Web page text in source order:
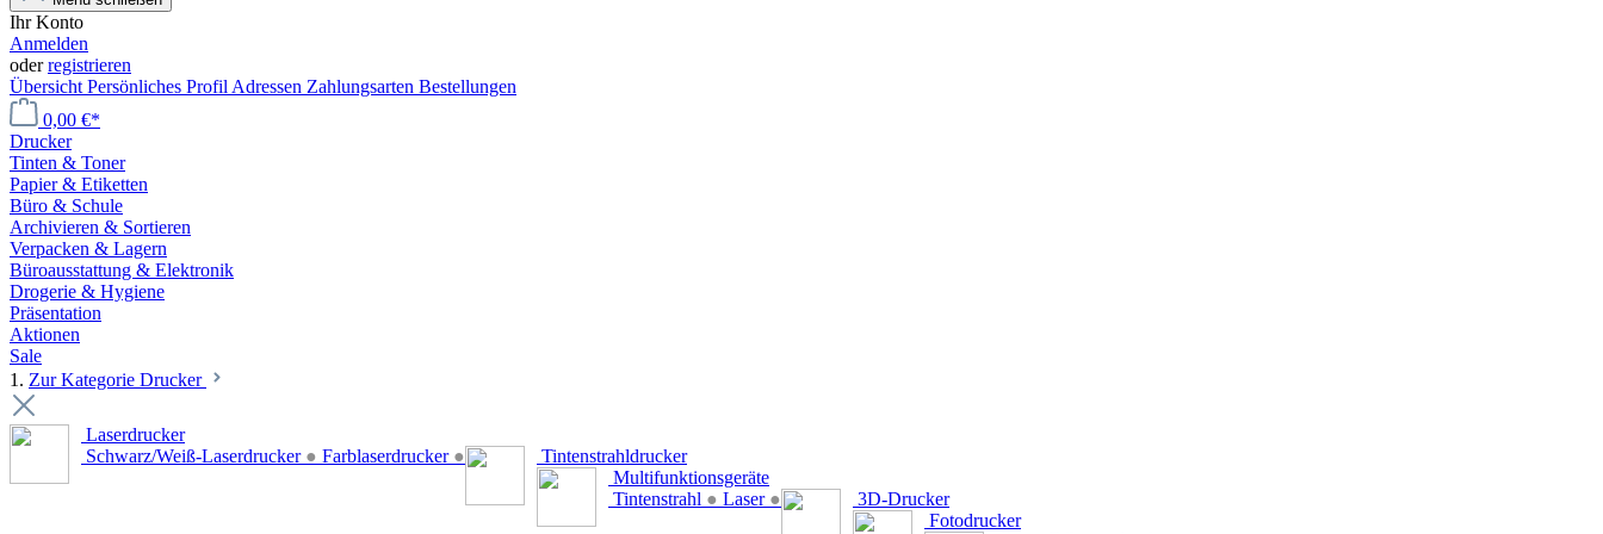
Ihr Konto
Anmelden
oderregistrieren
Übersicht Persönliches Profil Adressen Zahlungsarten Bestellungen
0,00 €*
Drucker
Tinten & Toner
Papier & Etiketten
Büro & Schule
Archivieren & Sortieren
Verpacken & Lagern
Büroausstattung & Elektronik
Drogerie & Hygiene
Präsentation
Aktionen
Sale
1. Zur Kategorie Drucker
Laserdrucker
Schwarz/Weiß-Laserdrucker ● Farblaserdrucker ●
Tintenstrahldrucker
Multifunktionsgeräte
Tintenstrahl ● Laser ●
3D-Drucker
Fotodrucker